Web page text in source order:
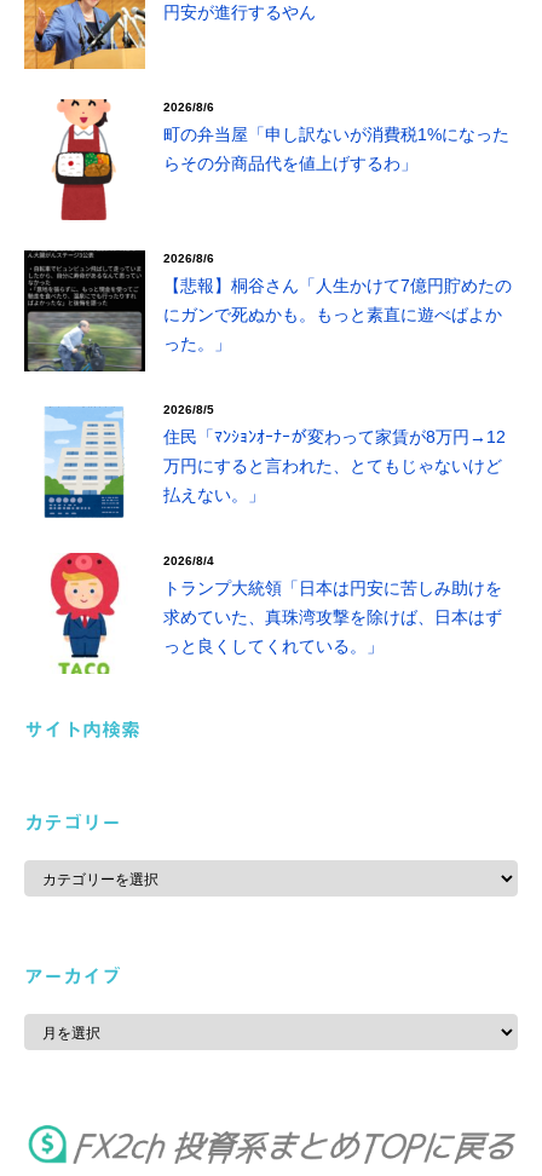
円安が進行するやん
2026/8/6
町の弁当屋「申し訳ないが消費税1%になった
らその分商品代を値上げするわ」
2026/8/6
【悲報】桐谷さん「人生かけて7億円貯めたの
にガンで死ぬかも。もっと素直に遊べばよか
った。」
2026/8/5
住民「ﾏﾝｼｮﾝｵｰﾅｰが変わって家賃が8万円→12
万円にすると言われた、とてもじゃないけど
払えない。」
2026/8/4
トランプ大統領「日本は円安に苦しみ助けを
求めていた、真珠湾攻撃を除けば、日本はず
っと良くしてくれている。」
サイト内検索
カテゴリー
カ
ゴ
アーカイブ
ア
カ